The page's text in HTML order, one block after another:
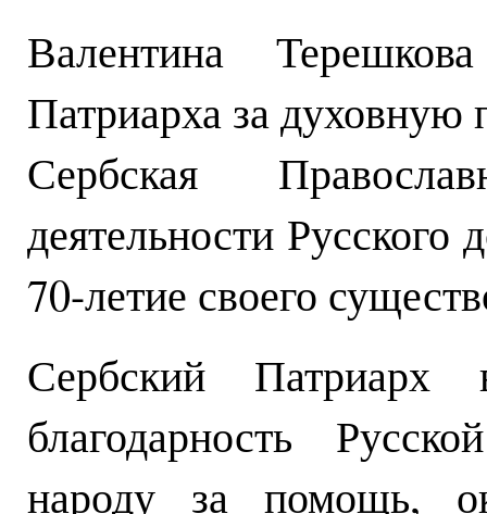
Валентина
Патриарха за
Сербская
деятельности
70-летие своего
Сербский
благодарность
народу за помощь,